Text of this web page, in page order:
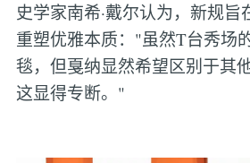
史学家南希·戴尔认为，新规旨
重塑优雅本质："虽然T台秀场
毯，但戛纳显然希望区别于其
这显得专断。"